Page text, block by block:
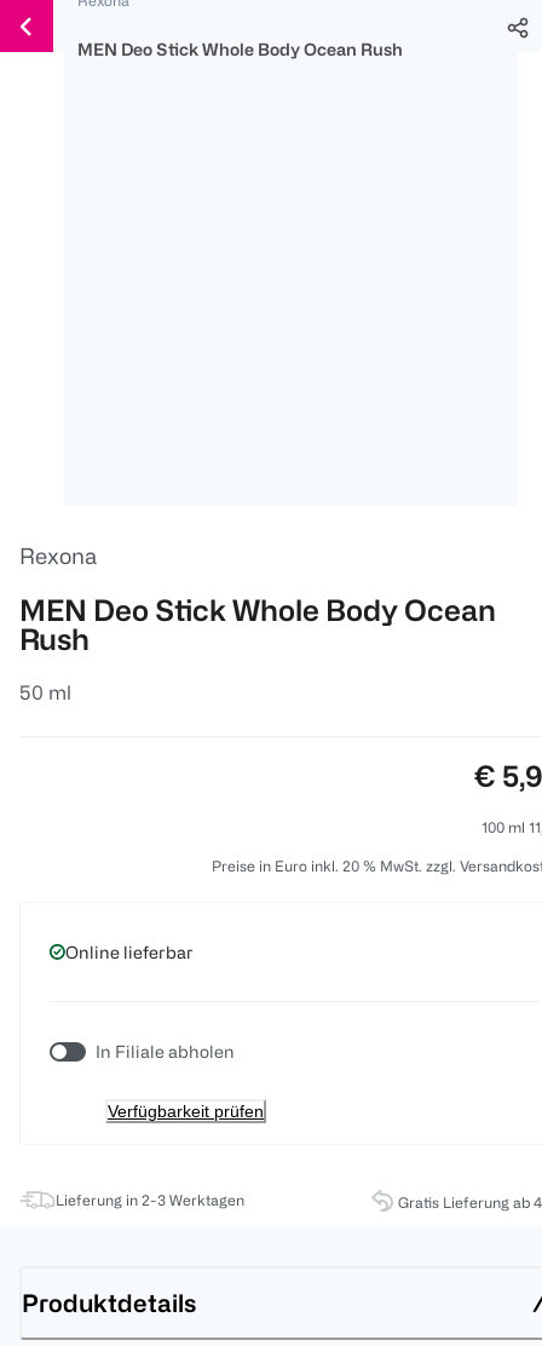
150 Ös
300 Ös
500 Ös
Weiter
zum
MEN Deo Stick Whole Body Ocean Rush
Rexona
MEN Deo Stick Whole Body Ocean
Rush
50 ml
€
100 ml
Preise in Euro inkl. 20 % MwSt. zzgl.
Online lieferbar
In Filiale abholen
Verfügbarkeit prüfen
Lieferung in 2-3 Werktagen Gratis Lieferung ab
Produktdetails